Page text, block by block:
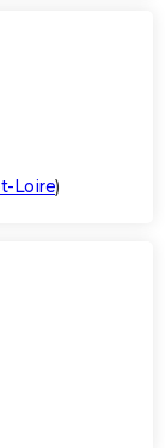
Loire)